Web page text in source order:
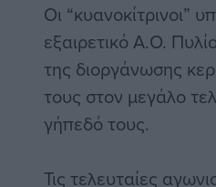
Οι “κυανοκίτρινοι”
εξαιρετικό Α.Ο.
της διοργάνωσης
τους στον μεγάλο
γήπεδό τους.
Τις τελευταίες